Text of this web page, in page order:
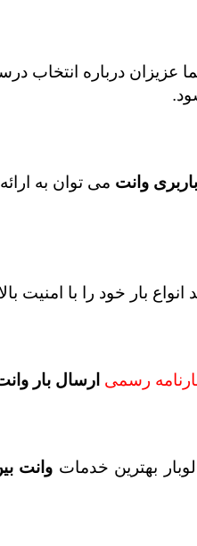
عزیزان درباره انتخاب
باربری وانت می توان به ارائه
انواع بار خود را با امنیت
رسمی ارسال بار
بهترین خدمات وانت